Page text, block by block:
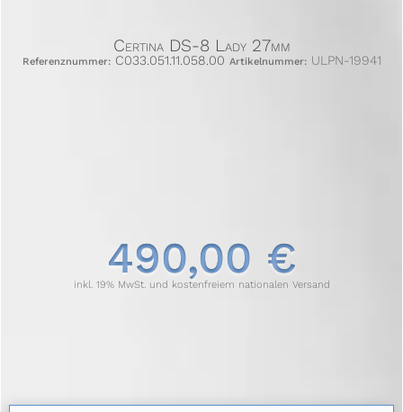
Certina DS-8 Lady 27mm
Referenznummer: C033.051.11.058.00 Artikelnummer:ULPN-19941
490,00 €
inkl. 19% MwSt. und kostenfreiem nationalen Versand